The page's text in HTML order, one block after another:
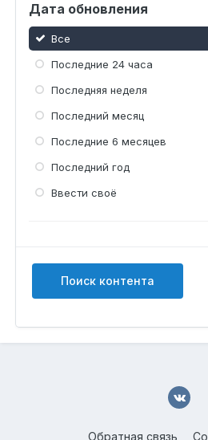
Дата обновления
Все
Последние 24 часа
Последняя неделя
Последний месяц
Последние 6 месяцев
Последний год
Ввести своё
Поиск контента
Обратная связь